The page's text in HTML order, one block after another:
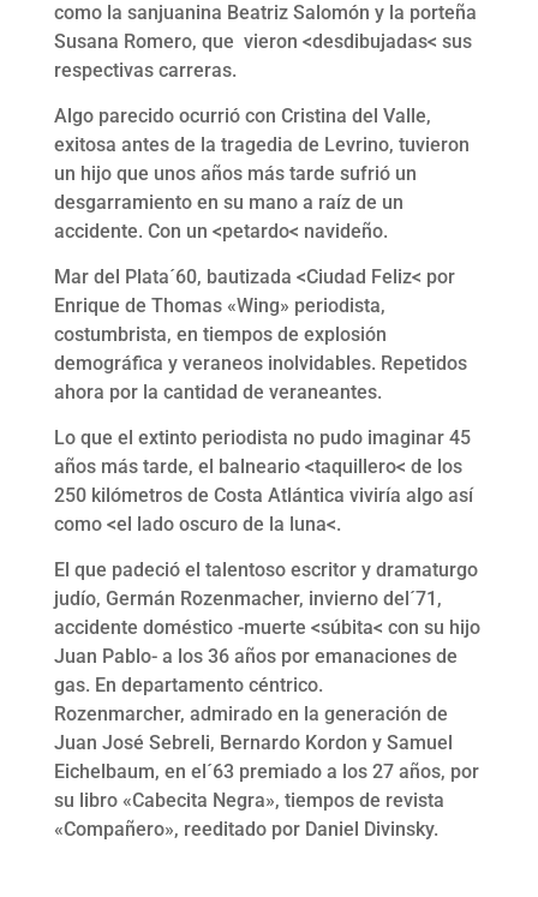
como la sanjuanina Beatriz Salomón y la porteña
Susana Romero, que vieron <desdibujadas< sus
respectivas carreras.
Algo parecido ocurrió con Cristina del Valle,
exitosa antes de la tragedia de Levrino, tuvieron
un hijo que unos años más tarde sufrió un
desgarramiento en su mano a raíz de un
accidente. Con un <petardo< navideño.
Mar del Plata´60, bautizada <Ciudad Feliz< por
Enrique de Thomas «Wing» periodista,
costumbrista, en tiempos de explosión
demográfica y veraneos inolvidables. Repetidos
ahora por la cantidad de veraneantes.
Lo que el extinto periodista no pudo imaginar 45
años más tarde, el balneario <taquillero< de los
250 kilómetros de Costa Atlántica viviría algo así
como <el lado oscuro de la luna<.
El que padeció el talentoso escritor y dramaturgo
judío, Germán Rozenmacher, invierno del´71,
accidente doméstico -muerte <súbita< con su hijo
Juan Pablo- a los 36 años por emanaciones de
gas. En departamento céntrico.
Rozenmarcher, admirado en la generación de
Juan José Sebreli, Bernardo Kordon y Samuel
Eichelbaum, en el´63 premiado a los 27 años, por
su libro «Cabecita Negra», tiempos de revista
«Compañero», reeditado por Daniel Divinsky.